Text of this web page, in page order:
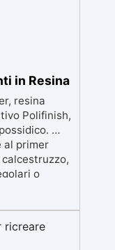
in Resina
resina
Polifinish,
✅
al primer
o
Video
passaggi,
Risultati